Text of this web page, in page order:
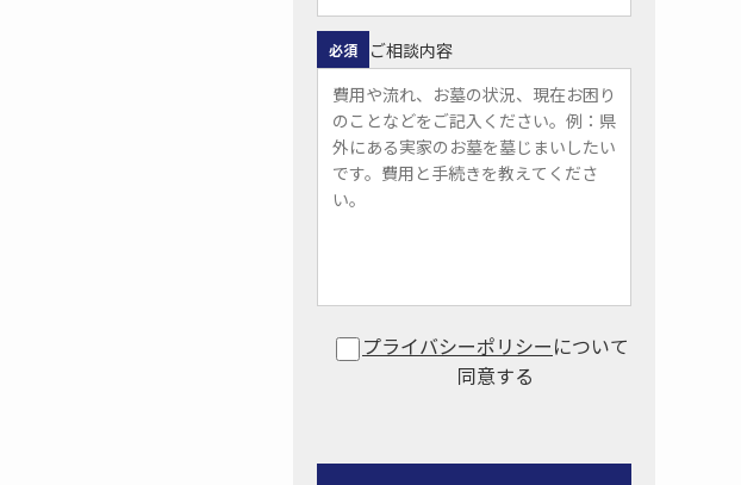
ご相談内容
必須
プライバシーポリシーについて
同意する